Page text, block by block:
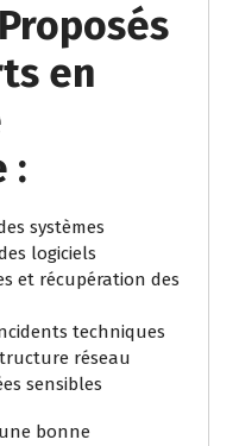
en
:
systèmes
logiciels
et récupération des
techniques
réseau
sensibles
bonne